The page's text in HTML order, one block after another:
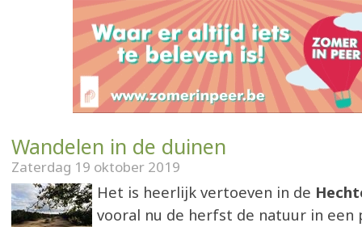
Wandelen in de duinen
Zaterdag 19 oktober 2019
Het is heerlijk vertoeven in de
vooral nu de herfst de natuur in een